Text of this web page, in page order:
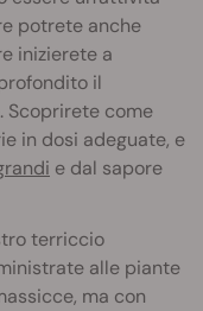
potrete anche
inizierete a
il
Scoprirete come
in dosi adeguate, e
e dal sapore
terriccio
alle piante
ma con